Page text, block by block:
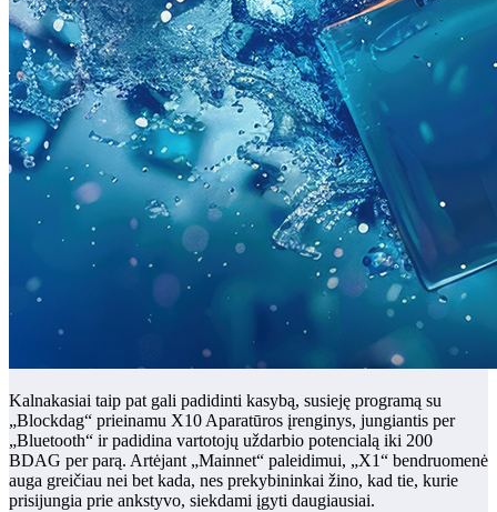
Kalnakasiai taip pat gali padidinti kasybą, susieję programą su
„Blockdag“ prieinamu X10 Aparatūros įrenginys, jungiantis per
„Bluetooth“ ir padidina vartotojų uždarbio potencialą iki 200
BDAG per parą. Artėjant „Mainnet“ paleidimui, „X1“ bendruomenė
auga greičiau nei bet kada, nes prekybininkai žino, kad tie, kurie
prisijungia prie ankstyvo, siekdami įgyti daugiausiai.